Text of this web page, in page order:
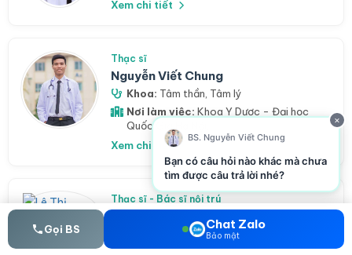
Xem chi tiết
Thạc sĩ
Nguyễn Viết Chung
Khoa: Tâm thần Tâm lý
Nơi làm việc: Khoa Y Dược - Đại học
Quốc Gia Hà Nội.
Xem chi tiết
Thạc sĩ - Bác sĩ nội trú
Lê Thị Phương Thảo
Tâm thần
Nơi làm việc:Bệnh viện tuyến Trung
×
BS. Nguyễn Viết Chung
Bạn có câu hỏi nào khác mà chưa
tìm được câu trả lời nhé?
Gọi BS Chat Zalo
Bảo mật